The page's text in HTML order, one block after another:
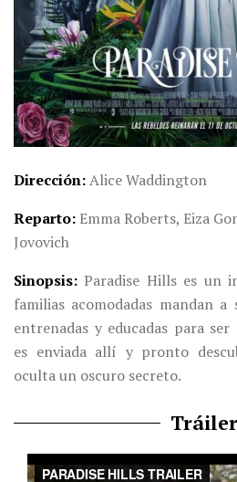
Dirección Alice Waddington
Reparto Emma Roberts, Eiza
Jovovich
Sinopsis Paradise Hills es un
familias acomodadas mandan a
entrenadas y educadas para
es enviada allí y pronto
oculta un oscuro secreto.
Tráiler